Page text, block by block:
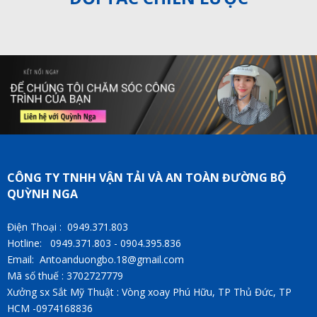
CÔNG TY TNHH VẬN TẢI VÀ AN TOÀN ĐƯỜNG BỘ
QUỲNH NGA
Điện Thoại : 0949.371.803
Hotline: 0949.371.803 - 0904.395.836
Email: Antoanduongbo.18@gmail.com
Mã số thuế : 3702727779
Xưởng sx Sắt Mỹ Thuật : Vòng xoay Phú Hữu, TP Thủ Đức, TP
HCM -0974168836